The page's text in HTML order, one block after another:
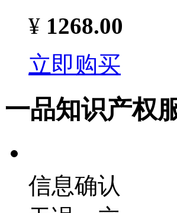
¥ 1268.00
立即购买
一品知识产权
信息确认